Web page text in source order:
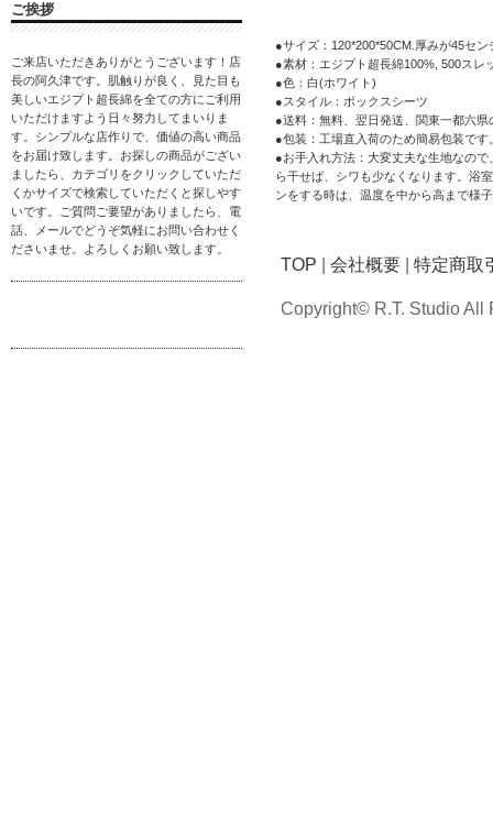
●サイズ：120*200*50CM.厚みが45セ
●素材：エジプト超長綿100%, 500スレ
●色：白(ホワイト)
●スタイル：ボックスシーツ
●送料：無料、翌日発送、関東一都六
●包装：工場直入荷のため簡易包装で
●お手入れ方法：大変丈夫な生地なの
ら干せば、シワも少なくなります。浴
ンをする時は、温度を中から高まで様
TOP 会社概要 特定商取
Copyright© R.T. Studio All
ご挨拶
ご来店いただきありがとうございます！店
長の阿久津です。肌触りが良く、見た目も
美しいエジプト超長綿を全ての方にご利用
いただけますよう日々努力してまいりま
す。シンプルな店作りで、価値の高い商品
をお届け致します。お探しの商品がござい
ましたら、カテゴリをクリックしていただ
くかサイズで検索していただくと探しやす
いです。ご質問ご要望がありましたら、電
話、メールでどうぞ気軽にお問い合わせく
ださいませ。よろしくお願い致します。